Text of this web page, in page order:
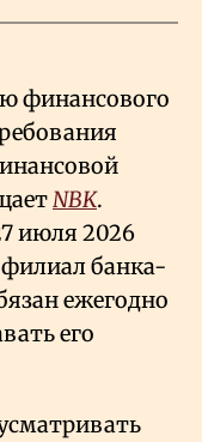
финансового
NBK.
июля 2026
банка-
ежегодно
его